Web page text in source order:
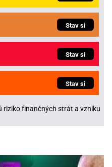
Stav si
Stav si
Stav si
riziko finančných strát a vzniku